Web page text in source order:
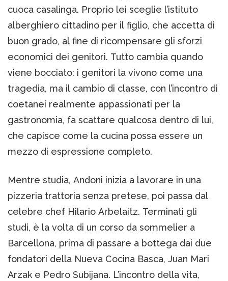
cuoca casalinga. Proprio lei sceglie l’istituto
alberghiero cittadino per il figlio, che accetta di
buon grado, al fine di ricompensare gli sforzi
economici dei genitori. Tutto cambia quando
viene bocciato: i genitori la vivono come una
tragedia, ma il cambio di classe, con l’incontro di
coetanei realmente appassionati per la
gastronomia, fa scattare qualcosa dentro di lui,
che capisce come la cucina possa essere un
mezzo di espressione completo.
Mentre studia, Andoni inizia a lavorare in una
pizzeria trattoria senza pretese, poi passa dal
celebre chef Hilario Arbelaitz. Terminati gli
studi, è la volta di un corso da sommelier a
Barcellona, prima di passare a bottega dai due
fondatori della Nueva Cocina Basca, Juan Mari
Arzak e Pedro Subijana. L’incontro della vita,